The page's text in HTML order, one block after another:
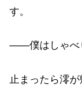
す。
――僕はしゃべ
止まったら澪が